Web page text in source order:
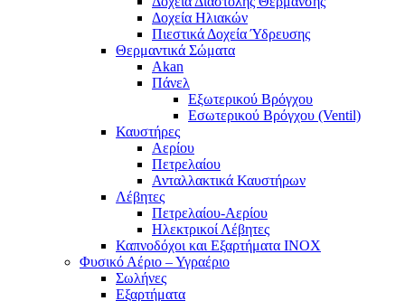
Δοχεία Ηλιακών
Πιεστικά Δοχεία Ύδρευσης
Θερμαντικά Σώματα
Akan
Πάνελ
Εξωτερικού Βρόγχου
Εσωτερικού Βρόγχου (Ventil)
Καυστήρες
Αερίου
Πετρελαίου
Ανταλλακτικά Καυστήρων
Λέβητες
Πετρελαίου-Αερίου
Ηλεκτρικοί Λέβητες
Καπνοδόχοι και Εξαρτήματα ΙΝΟΧ
Φυσικό Αέριο – Υγραέριο
Σωλήνες
Εξαρτήματα